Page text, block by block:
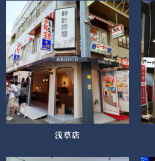
浅草店